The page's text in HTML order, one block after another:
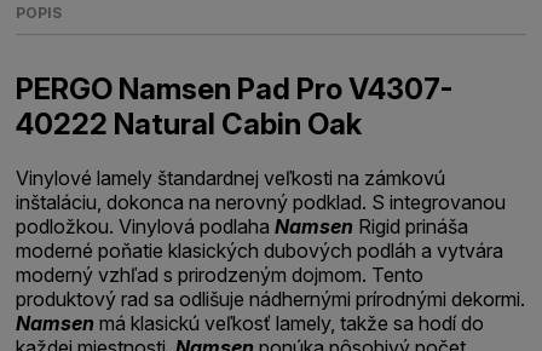
POPIS
PERGO Namsen Pad Pro V4307-
40222 Natural Cabin Oak
Vinylové lamely štandardnej veľkosti na zámkovú
inštaláciu, dokonca na nerovný podklad. S integrovanou
podložkou. Vinylová podlahaNamsen Rigid prináša
moderné poňatie klasických dubových podláh a vytvára
moderný vzhľad s prirodzeným dojmom. Tento
produktový rad sa odlišuje nádhernými prírodnými dekormi.
Namsen má klasickú veľkosť lamely, takže sa hodí do